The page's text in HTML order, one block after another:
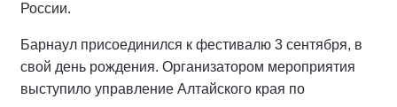
России.
Барнаул присоединился к фестивалю 3 сентября, в
свой день рождения. Организатором мероприятия
выступило управление Алтайского края по